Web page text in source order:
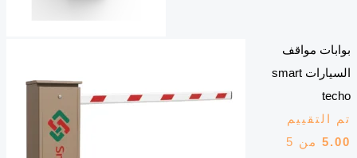
بوابات مواقف
السيارات smart
techo
تم التقييم
5.00من 5